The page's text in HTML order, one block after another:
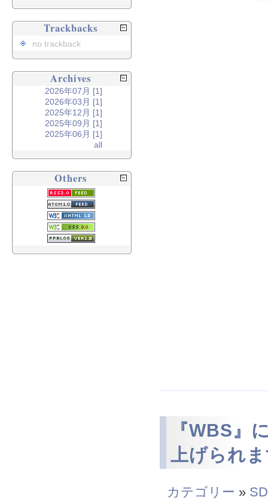
『WBS』
上げられ
カテゴリー »
Trackbacks
no trackback
Archives
2026年07月 [1]
2026年03月 [1]
2025年12月 [1]
2025年09月 [1]
2025年06月 [1]
all
Others